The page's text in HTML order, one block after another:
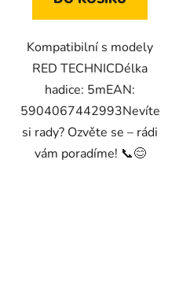
Kompatibilní s modely
RED TECHNICDélka
hadice: 5mEAN:
5904067442993Nevíte
si rady? Ozvěte se – rádi
vám poradíme! 📞😊